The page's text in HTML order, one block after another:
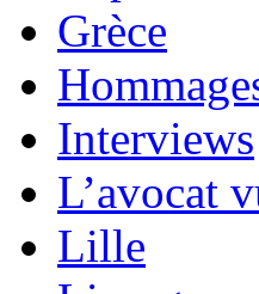
Grèce
Interviews
L’avocat
Lille